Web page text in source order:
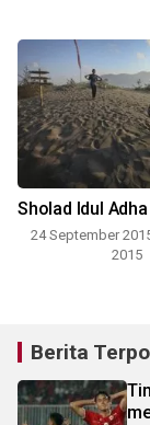
Sholad Idul
24 September
2015
Berita